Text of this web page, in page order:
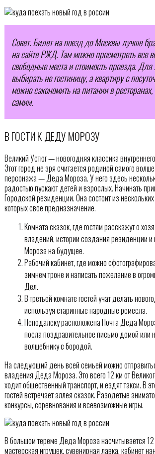
Совет. Билет на поезд до Москвы лучше
на сайте РЖД. Там можно просмотреть все
свободные места и стоимость проезда.
выбирать не гостиницу, а квартиру с
можно сэкономить на питании в ресторанах,
самим.
В ГОСТИ К ДЕДУ МОРОЗУ
Великий Устюг — новогодняя классика
Этот город не зря считается родиной самого
персонажа — Деда Мороза. У него здесь
радостью пускают детей и взрослых. Начинать
Городской резиденции. Она состоит из
которых свое предназначение.
Комната сказок, где гостям расскажут о
владений, истории создания резиденции
Мороза на будущее.
Рабочий кабинет, где можно
зимнем троне и написать пожелание в
Дел.
В третьей комнате гостей учат делать
используя старинные народные ремесла.
Неподалеку расположена Почта Деда
посла поздравительное письмо домой или
волшебнику с бородой.
На следующий день всей семьей можно
владения Деда Мороза. Это всего 12 км от
ходит общественный транспорт, и ездят такси. В
гостей встречает аллея сказок. Разодетые
конкурсы, соревнования и всевозможные игры.
В большом тереме Деда Мороза насчитывается 12
мастерская игрушек, сувенирная лавка, кабинет